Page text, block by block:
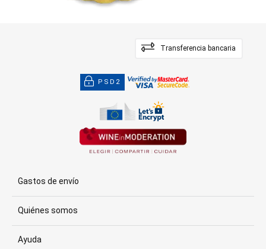
Transferencia bancaria
PSD2
Gastos de envío
Quiénes somos
Ayuda